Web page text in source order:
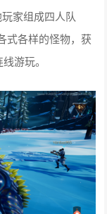
家组成四人队
式各样的怪物，获
游玩。